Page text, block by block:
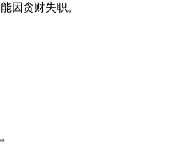
因贪财失职。